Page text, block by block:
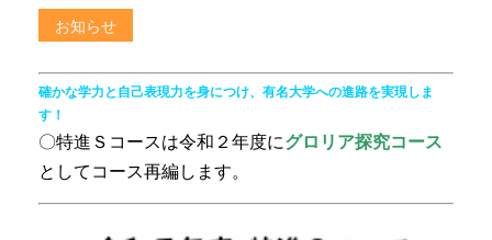
お知らせ
確かな学力と自己表現力を身につけ、有名大学への進路を実現しま
す！
〇特進Ｓコースは令和２年度にグロリア探究コース
としてコース再編します。